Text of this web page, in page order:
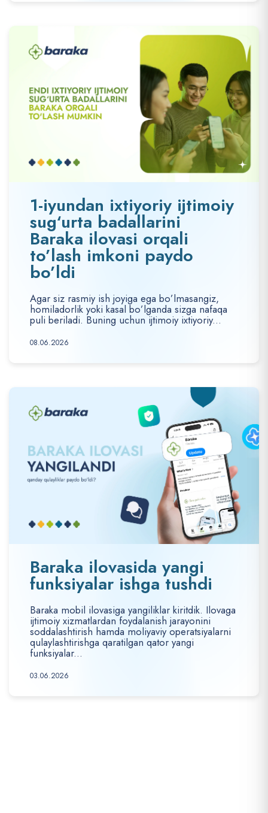
1-iyundan ixtiyoriy ijtimoiy
sug‘urta badallarini
Baraka ilovasi orqali
to’lash imkoni paydo
bo’ldi
Agar siz rasmiy ish joyiga ega bo’lmasangiz,
homiladorlik yoki kasal bo’lganda sizga nafaqa
puli beriladi. Buning uchun ijtimoiy ixtiyoriy...
08.06.2026
Baraka ilovasida yangi
funksiyalar ishga tushdi
Baraka mobil ilovasiga yangiliklar kiritdik. Ilovaga
ijtimoiy xizmatlardan foydalanish jarayonini
soddalashtirish hamda moliyaviy operatsiyalarni
qulaylashtirishga qaratilgan qator yangi
funksiyalar...
03.06.2026